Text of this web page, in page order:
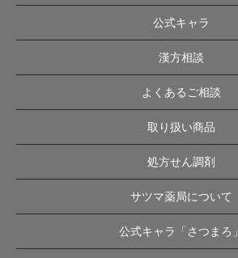
公式キャラ
漢方相談
よくあるご相談
取り扱い商品
処方せん調剤
サツマ薬局について
公式キャラ「さつまろ」